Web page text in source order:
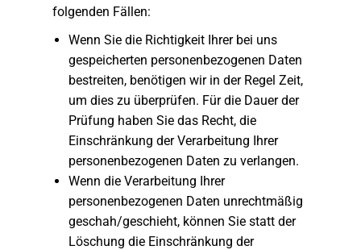
folgenden Fällen:
Wenn Sie die Richtigkeit Ihrer bei uns
gespeicherten personenbezogenen Daten
bestreiten, benötigen wir in der Regel Zeit,
um dies zu überprüfen. Für die Dauer der
Prüfung haben Sie das Recht, die
Einschränkung der Verarbeitung Ihrer
personenbezogenen Daten zu verlangen.
Wenn die Verarbeitung Ihrer
personenbezogenen Daten unrechtmäßig
geschah/geschieht, können Sie statt der
Löschung die Einschränkung der